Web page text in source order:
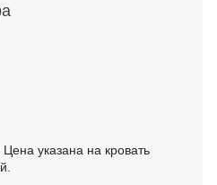
указана на кровать